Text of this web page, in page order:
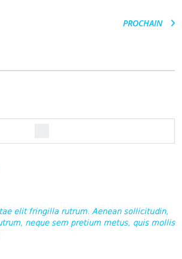
PROCHAIN
elit fringilla rutrum. Aenean sollicitudin,
neque sem pretium metus, quis mollis